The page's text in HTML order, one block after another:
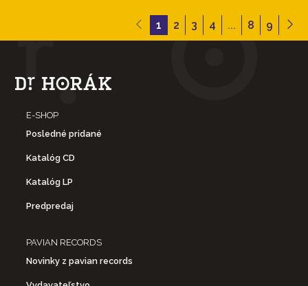
1 2 3 4 ... 8 9
E-SHOP
Posledné pridané
Katalóg CD
Katalóg LP
Predpredaj
PAVIAN RECORDS
Novinky z pavian records